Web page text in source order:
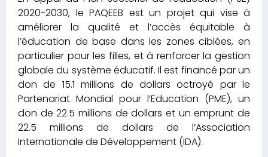
2020-2030, le PAQEEB est un projet qui vise à
améliorer la qualité et l’accès équitable à
l’éducation de base dans les zones ciblées, en
particulier pour les filles, et à renforcer la gestion
globale du système éducatif. Il est financé par un
don de 15.1 millions de dollars octroyé par le
Partenariat Mondial pour l’Education (PME), un
don de 22.5 millions de dollars et un emprunt de
22.5 millions de dollars de l’Association
Internationale de Développement (IDA).